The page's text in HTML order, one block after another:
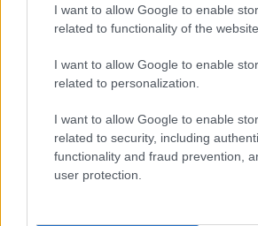
I want to allow Google to enable
related to functionality of the
I want to allow Google to enable
related to personalization.
I want to allow Google to enable
related to security, including
functionality and fraud prevention,
user protection.
Hozzászólások
Pokémon kártyákkal
majd fizetni a